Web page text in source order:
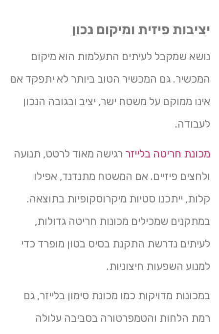
יציבות פיזית ומיקום נכון
נושא שמקבל לעיתים התעלמות הוא מיקום
המכשיר. גם המכשיר הטוב ביותר לא יתפקד אם
אינו ממוקם על משטח ישר, יציב ובגובה הנכון
לעבודה.
מכונת חריטה בלייזררגישה מאוד לרטט, תנועה
ולחצים פיזיים. אם המשטח מתנדנד, אפילו
קלות, ייתכנו סטיות מיקרוסקופיות בתוצאה.
במתקנים שמכילים מכונות חריטה גדולות,
לעיתים נדרשת התקנת בסיס בטון מופרד כדי
למנוע השפעות חיצוניות.
במכונות מדויקות כמו מכונת סימון בלייזר, גם
רמת הלחות והטמפרטורה בסביבה עלולה